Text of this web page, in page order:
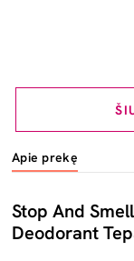
Apie prekę
Stop And
Deodorant